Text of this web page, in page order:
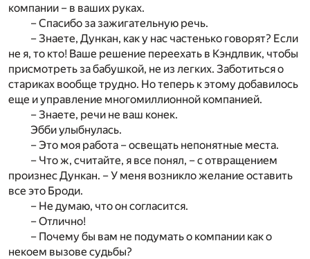
компании – в ваших руках.
– Спасибо за зажигательную речь.
– Знаете, Дункан, как у нас частенько говорят? Если
не я, то кто! Ваше решение переехать в Кэндлвик, чтобы
присмотреть за бабушкой, не из легких. Заботиться о
стариках вообще трудно. Но теперь к этому добавилось
еще и управление многомиллионной компанией.
– Знаете, речи не ваш конек.
Эбби улыбнулась.
– Это моя работа – освещать непонятные места.
– Что ж, считайте, я все понял, – с отвращением
произнес Дункан. – У меня возникло желание оставить
все это Броди.
– Не думаю, что он согласится.
– Отлично!
– Почему бы вам не подумать о компании как о
некоем вызове судьбы?